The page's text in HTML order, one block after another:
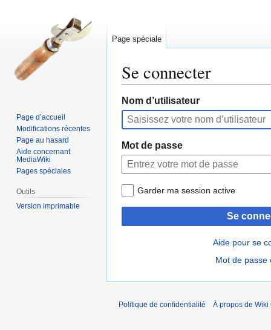
Se connecter
Aller
à
la
navigation
Aller
à
la
recherche
Nom d’utilisateur
Mot de passe
Garder ma session active
Se
Aide pour se
Mot de passe
Page spéciale
Page d’accueil
Modifications récentes
Page au hasard
Aide concernant
MediaWiki
Pages spéciales
Outils
Version imprimable
Politique de confidentialité À propos de Wiki